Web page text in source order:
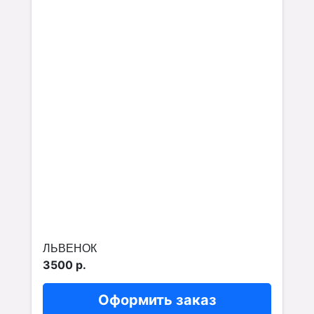
ЛЬВЕНОК
3500 р.
Оформить заказ